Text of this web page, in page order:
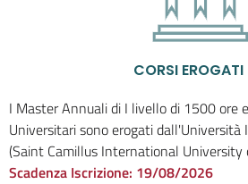
CORSI
I Master Annuali di I livello di 1500 ore
Universitari sono erogati dall'Università
(Saint Camillus International University
Scadenza Iscrizione: 19/08/2026